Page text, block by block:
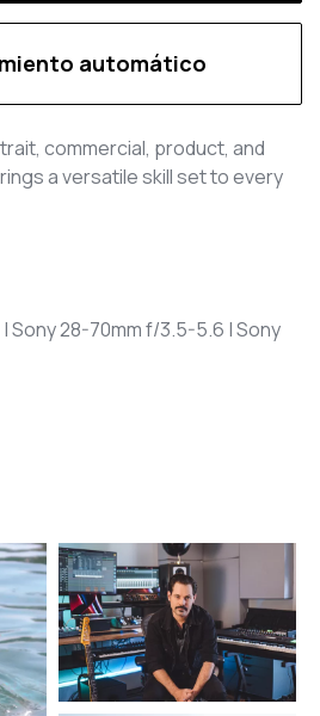
automático
commercial, product, and
a versatile skill set to every
| Sony 28-70mm f/3.5-5.6 | Sony